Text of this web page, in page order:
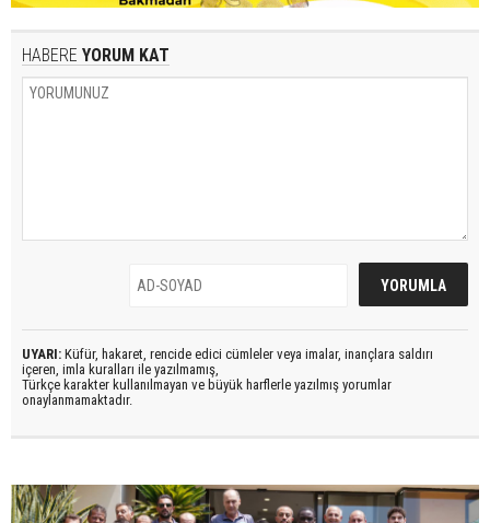
HABERE YORUM KAT
UYARI: Küfür, hakaret, rencide edici cümleler veya imalar, inançlara saldırı
içeren, imla kuralları ile yazılmamış,
Türkçe karakter kullanılmayan ve büyük harflerle yazılmış yorumlar
onaylanmamaktadır.